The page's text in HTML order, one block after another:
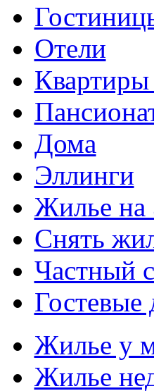
Отели
Квартиры
Дома
Эллинги
Жилье на
Снять
Частный
Гостевые
Жилье у
Жилье